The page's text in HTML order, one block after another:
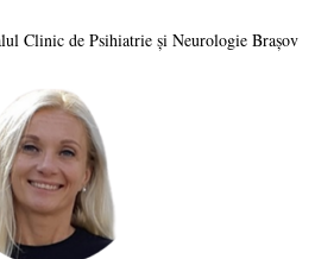
Clinic de Psihiatrie și Neurologie Brașov